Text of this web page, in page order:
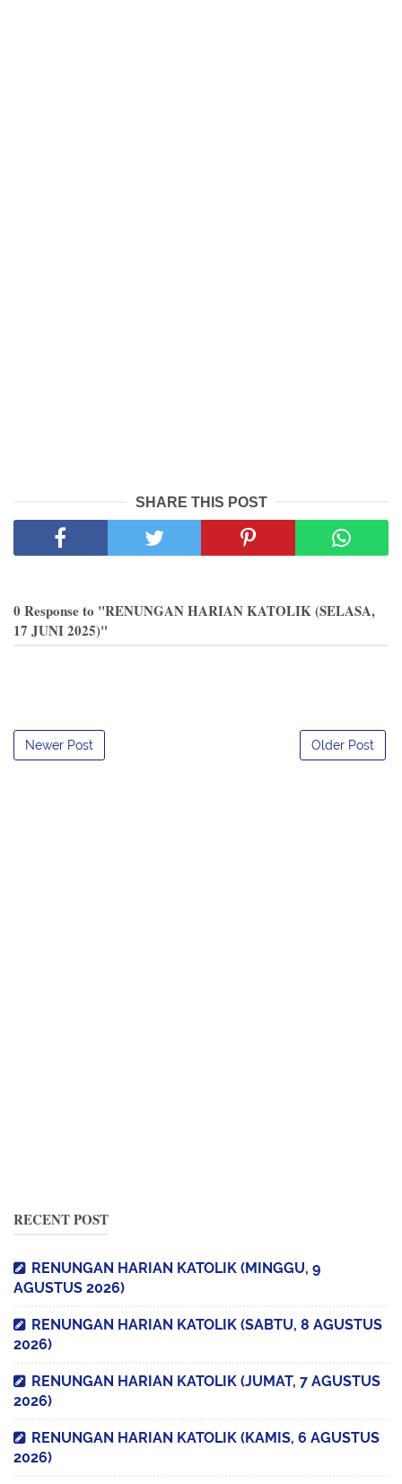
SHARE THIS POST
0 Response to "RENUNGAN HARIAN KATOLIK (SELASA,
17 JUNI 2025)"
Newer Post Older Post
RECENT POST
RENUNGAN HARIAN KATOLIK (MINGGU, 9
AGUSTUS 2026)
RENUNGAN HARIAN KATOLIK (SABTU, 8 AGUSTUS
2026)
RENUNGAN HARIAN KATOLIK (JUMAT, 7 AGUSTUS
2026)
RENUNGAN HARIAN KATOLIK (KAMIS, 6 AGUSTUS
2026)